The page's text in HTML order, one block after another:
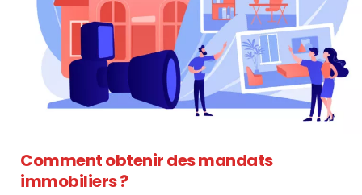
Comment obtenir des mandats
immobiliers ?